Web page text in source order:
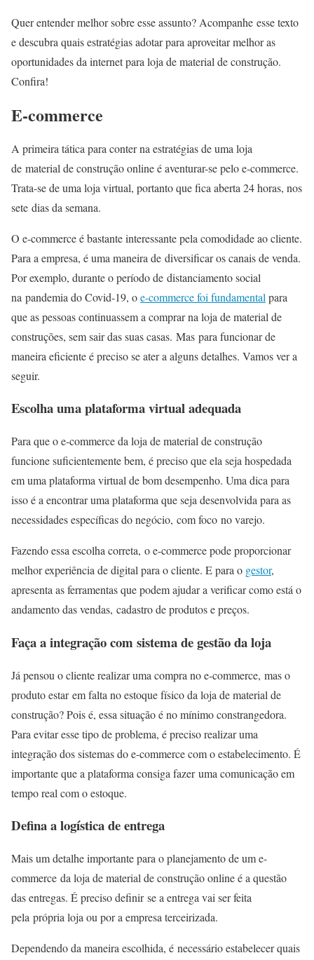
Quer entender melhor sobre esse assunto? Acompanhe esse texto
e descubra quais estratégias adotar para aproveitar melhor as
oportunidades da internet para loja de material de construção.
Confira!
E-commerce
A primeira tática para conter na estratégias de uma loja
de material de construção online é aventurar-se pelo e-commerce.
Trata-se de uma loja virtual, portanto que fica aberta 24 horas, nos
sete dias da semana.
O e-commerce é bastante interessante pela comodidade ao cliente.
Para a empresa, é uma maneira de diversificar os canais de venda.
Por exemplo, durante o período de distanciamento social
na pandemia do Covid-19, oe-commerce foi fundamental para
que as pessoas continuassem a comprar na loja de material de
construções, sem sair das suas casas. Mas para funcionar de
maneira eficiente é preciso se ater a alguns detalhes. Vamos ver a
seguir.
Escolha uma plataforma virtual adequada
Para que o e-commerce da loja de material de construção
funcione suficientemente bem, é preciso que ela seja hospedada
em uma plataforma virtual de bom desempenho. Uma dica para
isso é a encontrar uma plataforma que seja desenvolvida para as
necessidades específicas do negócio, com foco no varejo.
Fazendo essa escolha correta, o e-commerce pode proporcionar
melhor experiência de digital para o cliente. E para o gestor,
apresenta as ferramentas que podem ajudar a verificar como está o
andamento das vendas, cadastro de produtos e preços.
Faça a integração com sistema de gestão da loja
Já pensou o cliente realizar uma compra no e-commerce, mas o
produto estar em falta no estoque físico da loja de material de
construção? Pois é, essa situação é no mínimo constrangedora.
Para evitar esse tipo de problema, é preciso realizar uma
integração dos sistemas do e-commerce com o estabelecimento. É
importante que a plataforma consiga fazer uma comunicação em
tempo real com o estoque.
Defina a logística de entrega
Mais um detalhe importante para o planejamento de um e-
commerce da loja de material de construção online é a questão
das entregas. É preciso definir se a entrega vai ser feita
pela própria loja ou por a empresa terceirizada.
Dependendo da maneira escolhida, é necessário estabelecer quais